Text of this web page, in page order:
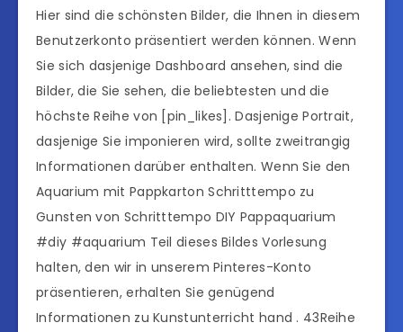
Hier sind die schönsten Bilder, die Ihnen in diesem
Benutzerkonto präsentiert werden können. Wenn
Sie sich dasjenige Dashboard ansehen, sind die
Bilder, die Sie sehen, die beliebtesten und die
höchste Reihe von [pin_likes]. Dasjenige Portrait,
dasjenige Sie imponieren wird, sollte zweitrangig
Informationen darüber enthalten. Wenn Sie den
Aquarium mit Pappkarton Schritttempo zu
Gunsten von Schritttempo DIY Pappaquarium
#diy #aquarium Teil dieses Bildes Vorlesung
halten, den wir in unserem Pinteres-Konto
präsentieren, erhalten Sie genügend
Informationen zu Kunstunterricht hand . 43Reihe